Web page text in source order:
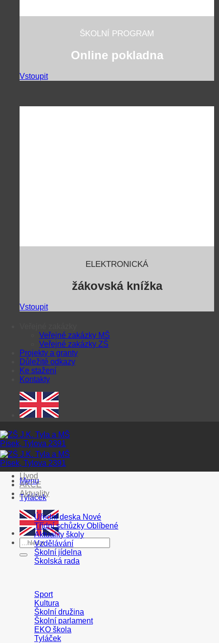
ŠKOLNÍ PROGRAM
Online pokladna
Vstoupit
ELEKTRONICKÁ
žákovská knížka
Vstoupit
Veřejné zakázky MŠ
Veřejné zakázky ZŠ
Projekty a granty
Důležité odkazy
Ke stažení
Kontakty
Menu
Tyláček
Úvod
AKCE
Aktuality
Úřední deska
Třídní schůzky
Aktuality školy
Vzdělávání
Školní jídelna
Školská rada
Sport
Kultura
Školní družina
Školní parlament
EKO škola
Tyláček